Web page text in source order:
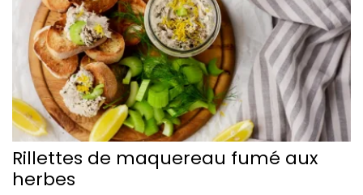
Rillettes de maquereau fumé aux
herbes